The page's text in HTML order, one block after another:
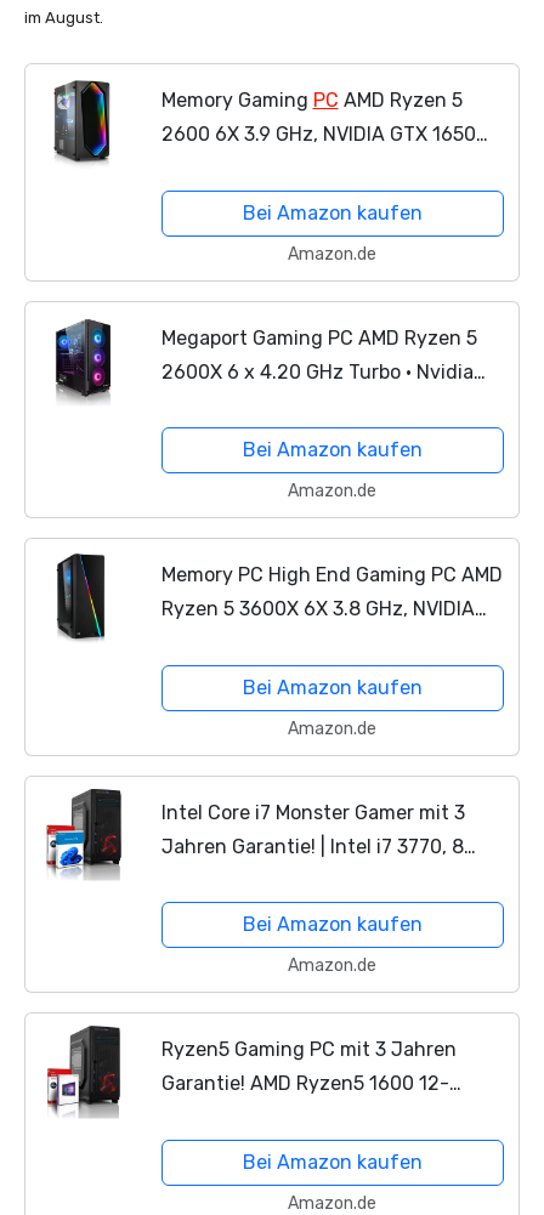
im August.
Memory Gaming PC AMD Ryzen 5
2600 6X 3.9 GHz, NVIDIA GTX 1650
Windows 10 Pro 64bit
Bei Amazon kaufen
Amazon.de
Megaport Gaming PC AMD Ryzen 5
2600X 6 x 4.20 GHz Turbo • Nvidia
1000GB Festplatte • 16GB DDR4 RAM •
Windows 10 • WLAN...
Bei Amazon kaufen
Amazon.de
Memory PC High End Gaming PC AMD
Ryzen 5 3600X 6X 3.8 GHz, NVIDIA
SSD + 1000 GB HDD, Windows 10 Pro
64bit
Bei Amazon kaufen
Amazon.de
Intel Core i7 Monster Gamer mit 3
Jahren Garantie! | Intel i7 3770, 8
Geforce GTX 1650 4 GB DDR5 | USB
3.0 | DVD±RW |...
Bei Amazon kaufen
Amazon.de
Ryzen5 Gaming PC mit 3 Jahren
Garantie! AMD Ryzen5 1600 12-
DDR4 | 256 GB SSD NVME | Sapphire
Pulse RX 550 4 GB DDR5 |...
Bei Amazon kaufen
Amazon.de